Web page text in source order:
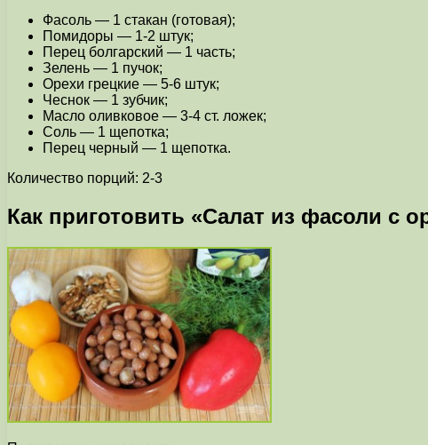
Фасоль — 1 стакан (готовая);
Помидоры — 1-2 штук;
Перец болгарский — 1 часть;
Зелень — 1 пучок;
Орехи грецкие — 5-6 штук;
Чеснок — 1 зубчик;
Масло оливковое — 3-4 ст. ложек;
Соль — 1 щепотка;
Перец черный — 1 щепотка.
Количество порций: 2-3
Как приготовить «Салат из фасоли с